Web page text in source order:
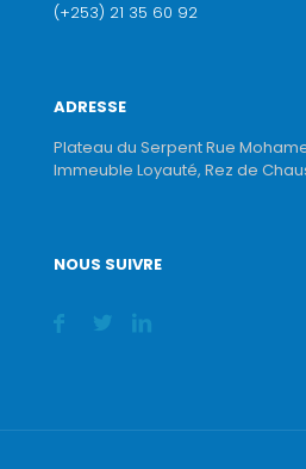
(+253) 21 35 60 92
ADRESSE
Plateau du Serpent Rue
Immeuble Loyauté, Rez de
NOUS SUIVRE